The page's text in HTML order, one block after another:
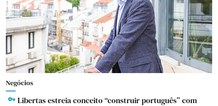
Negócios
Libertas estreia conceito “construir português” com